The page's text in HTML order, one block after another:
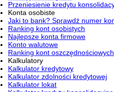
Przeniesienie kredytu
Konta osobiste
Jaki to bank? Sprawdź numer
Ranking kont osobistych
Najlepsze konta firmowe
Konto walutowe
Ranking kont oszczędnościowych
Kalkulatory
Kalkulator kredytowy
Kalkulator zdolności kredytowej
Kalkulator lokat